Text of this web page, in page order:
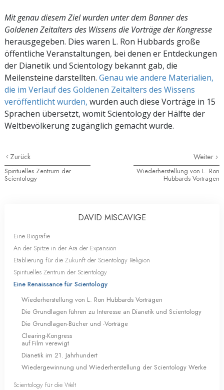
Mit genau diesem Ziel wurden unter dem Banner des
Goldenen Zeitalters des Wissens die Vorträge der Kongresse
herausgegeben. Dies waren L. Ron Hubbards große
öffentliche Veranstaltungen, bei denen er Entdeckungen
der Dianetik und Scientology bekannt gab, die
Meilensteine darstellten. Genau wie andere Materialien,
die im Verlauf des Goldenen Zeitalters des Wissens
veröffentlicht wurden, wurden auch diese Vorträge in 15
Sprachen übersetzt, womit Scientology der Hälfte der
Weltbevölkerung zugänglich gemacht wurde.
Zurück
Spirituelles Zentrum der
Scientology
Weiter
Wiederherstellung von L. Ron
Hubbards Vorträgen
DAVID MISCAVIGE
Eine Biografie
An der Spitze in der Ära der Expansion
Etablierung für die Zukunft der Scientology Religion
Spirituelles Zentrum der Scientology
Eine Renaissance für Scientology
Wiederherstellung von L. Ron Hubbards Vorträgen
Die Grundlagen führen zu Interesse an Dianetik und Scientology
Die Grundlagen-Bücher und -Vorträge
Clearing-Kongress
auf Film verewigt
Dianetik im 21. Jahrhundert
Wiedergewinnung und Wiederherstellung der Scientology Werke
Scientology für die Welt